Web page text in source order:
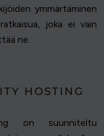
ymmärtäminen
joka ei vain
ne.
HOSTING
on suunniteltu